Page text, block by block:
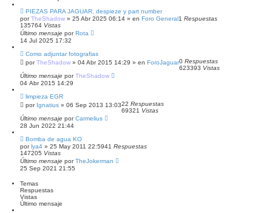
v
a
z
a
PIEZAS PARA JAGUAR, despieze y part number
porTheShadow » 25 Abr 2025 06:14 » en Foro General1 Respuestas
135764 Vistas
Último mensaje porRota
14 Jul 2025 17:32
Como adjuntar fotografias
porTheShadow » 04 Abr 2015 14:29 » en ForoJaguar0 Respuestas
623393 Vistas
Último mensaje porTheShadow
04 Abr 2015 14:29
limpieza EGR
por Ignatius » 06 Sep 2013 13:0322 Respuestas
69321 Vistas
Último mensaje porCarmelius
28 Jun 2022 21:44
Bomba de agua KO
porlya4 » 25 May 2011 22:5941 Respuestas
147205 Vistas
Último mensaje porTheJokerman
25 Sep 2021 21:55
Temas
Respuestas
Vistas
Último mensaje